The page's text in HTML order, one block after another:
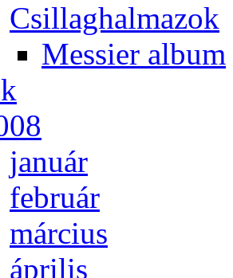
Csil­lag­hal­ma­zok
Mes­si­er al­bum
ja­nu­ár
feb­ru­ár
már­ci­us
áp­ri­lis